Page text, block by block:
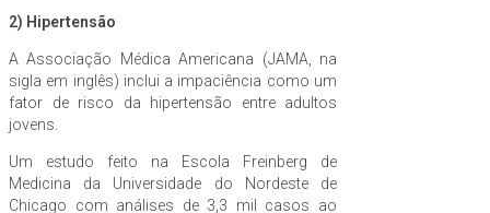
2) Hipertensão
A Associação Médica Americana (JAMA, na
sigla em inglês) inclui a impaciência como um
fator de risco da hipertensão entre adultos
jovens.
Um estudo feito na Escola Freinberg de
Medicina da Universidade do Nordeste de
Chicago com análises de 3,3 mil casos ao